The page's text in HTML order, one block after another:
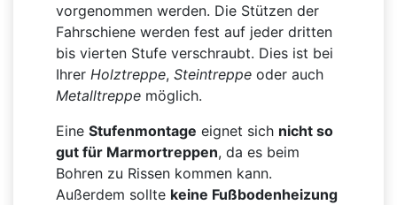
vorgenommen werden. Die Stützen der
Fahrschiene werden fest auf jeder dritten
bis vierten Stufe verschraubt. Dies ist bei
Ihrer Holztreppe, Steintreppe oder auch
Metalltreppe möglich.
Eine Stufenmontage eignet sich nicht so
gut für Marmortreppen, da es beim
Bohren zu Rissen kommen kann.
Außerdem sollte keine Fußbodenheizung